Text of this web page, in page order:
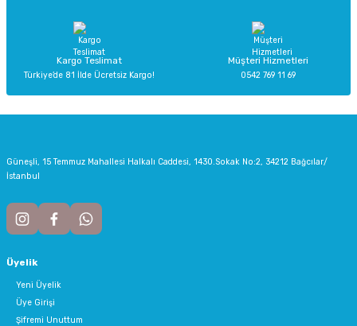
Kargo Teslimat
Türkiye’de 81 İlde Ücretsiz Kargo!
Müşteri Hizmetleri
0542 769 11 69
Güneşli, 15 Temmuz Mahallesi Halkalı Caddesi, 1430.Sokak No:2, 34212 Bağcılar/
İstanbul
Üyelik
Yeni Üyelik
Üye Girişi
Şifremi Unuttum